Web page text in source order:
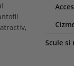
Scule si